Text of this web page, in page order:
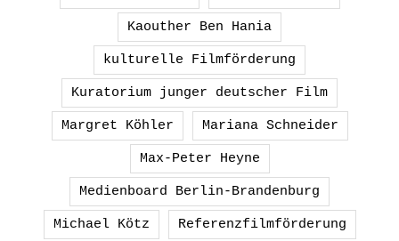
Kaouther Ben Hania
kulturelle Filmförderung
Kuratorium junger deutscher Film
Margret Köhler Mariana Schneider
Max-Peter Heyne
Medienboard Berlin-Brandenburg
Michael Kötz Referenzfilmförderung